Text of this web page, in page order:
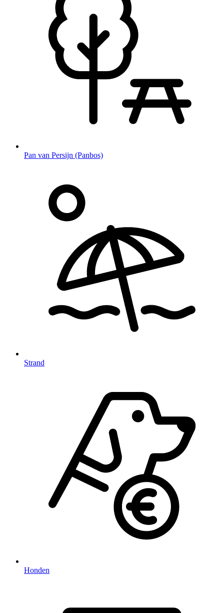
Pan van Persijn (Panbos)
Strand
Honden